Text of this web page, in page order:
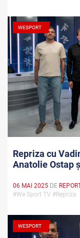
WESPORT
Repriza cu
Anatolie Ostap
06 MAI 2025 DE
#We Sport TV #Repriza
WESPORT